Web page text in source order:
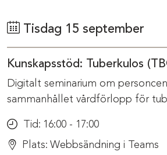
Tisdag 15 september
Kunskapsstöd: Tuberkulos
Digitalt seminarium om
sammanhållet vårdförlopp för
Tid: 16:00 - 17:00
Plats: Webbsändning i Teams